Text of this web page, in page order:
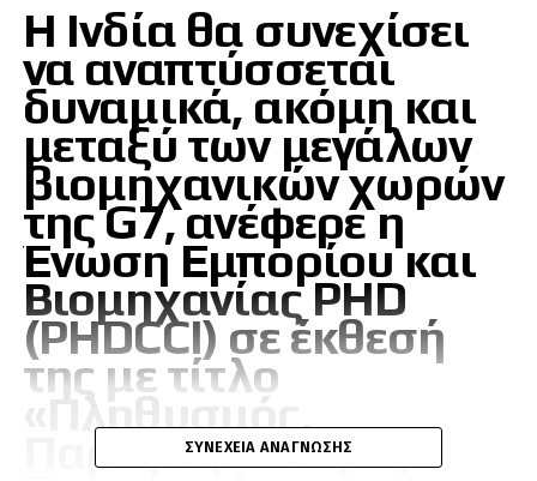
Η Ινδία θα συνεχίσει
να αναπτύσσεται
δυναμικά, ακόμη και
μεταξύ των μεγάλων
βιομηχανικών χωρών
της G7, ανέφερε η
Ένωση Εμπορίου και
Βιομηχανίας PHD
(PHDCCI) σε έκθεσή
της με τίτλο
«Πληθυσμός,
Παραγωγικότητα,
ΣΥΝΈΧΕΙΑ ΑΝΆΓΝΩΣΗΣ